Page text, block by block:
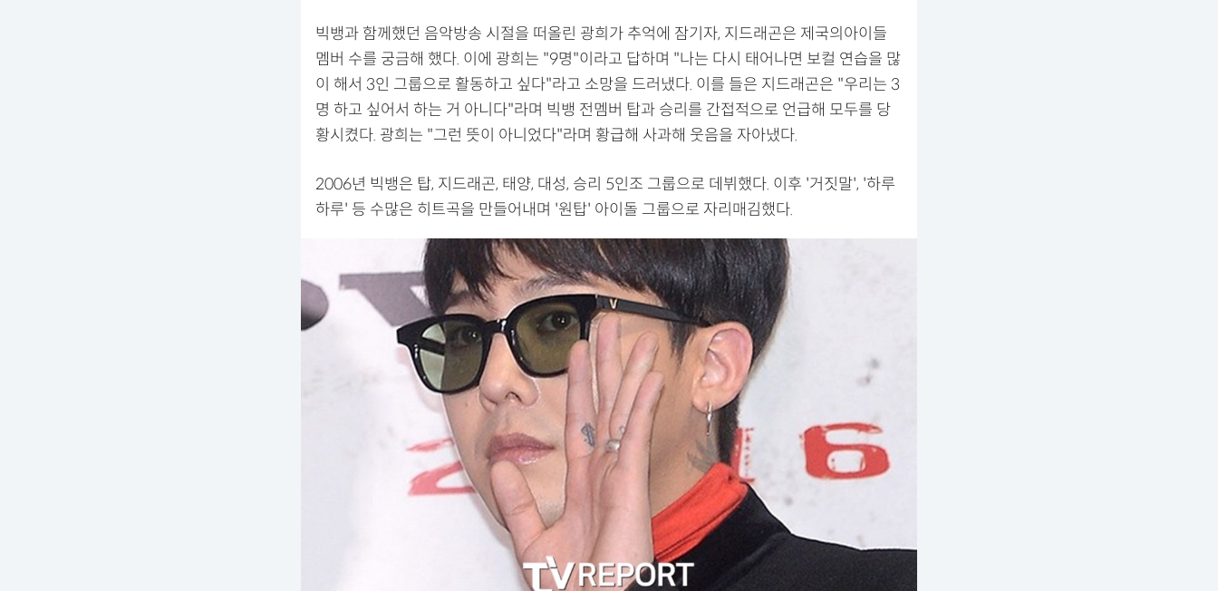
빅뱅과 함께했던 음악방송 시절을 떠올린 광희가 추억에 잠기자, 지드래곤은 제국의아이들
멤버 수를 궁금해 했다. 이에 광희는 "9명"이라고 답하며 "나는 다시 태어나면 보컬 연습을 많
이 해서 3인 그룹으로 활동하고 싶다"라고 소망을 드러냈다. 이를 들은 지드래곤은 "우리는 3
명 하고 싶어서 하는 거 아니다"라며 빅뱅 전멤버 탑과 승리를 간접적으로 언급해 모두를 당
황시켰다. 광희는 "그런 뜻이 아니었다"라며 황급해 사과해 웃음을 자아냈다.
2006년 빅뱅은 탑, 지드래곤, 태양, 대성, 승리 5인조 그룹으로 데뷔했다. 이후 '거짓말', '하루
하루' 등 수많은 히트곡을 만들어내며 '원탑' 아이돌 그룹으로 자리매김했다.